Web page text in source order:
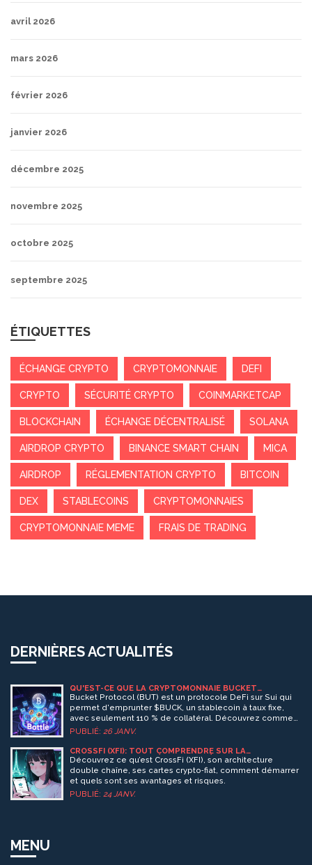
avril 2026
mars 2026
février 2026
janvier 2026
décembre 2025
novembre 2025
octobre 2025
septembre 2025
ÉTIQUETTES
ÉCHANGE CRYPTO CRYPTOMONNAIE DEFI
CRYPTO SÉCURITÉ CRYPTO COINMARKETCAP
BLOCKCHAIN ÉCHANGE DÉCENTRALISÉ SOLANA
AIRDROP CRYPTO BINANCE SMART CHAIN MICA
AIRDROP RÉGLEMENTATION CRYPTO BITCOIN
DEX STABLECOINS CRYPTOMONNAIES
CRYPTOMONNAIE MEME FRAIS DE TRADING
DERNIÈRES ACTUALITÉS
QU'EST-CE QUE LA CRYPTOMONNAIE BUCKET
PROTOCOL (BUT) ?
Bucket Protocol (BUT) est un protocole DeFi sur Sui qui
permet d'emprunter $BUCK, un stablecoin à taux fixe,
avec seulement 110 % de collatéral. Découvrez comment
ça marche, ses risques et pourquoi il se distingue de
PUBLIÉ: 26 JANV.
CROSSFI (XFI): TOUT COMPRENDRE SUR LA
CRYPTO‑PAIEMENT DÉCENTRALISÉE
Découvrez ce qu’est CrossFi (XFI), son architecture
double chaîne, ses cartes crypto‑fiat, comment démarrer
et quels sont ses avantages et risques.
PUBLIÉ: 24 JANV.
MENU